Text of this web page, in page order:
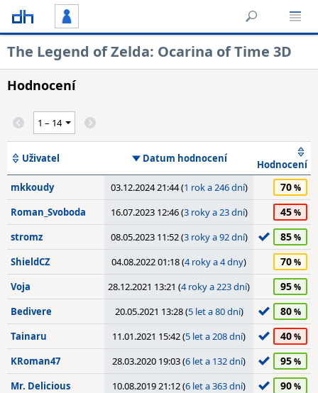
The Legend of Zelda: Ocarina of Time 3D
Hodnocení
Uživatel Datum hodnocení
Hodnocení
mkkoudy
03.12.2024 21:44 (1 rok a 246 dní) 70
Roman_Svoboda 16.07.2023 12:46 (3 roky a 23 dní) 45
stromz 08.05.2023 11:52 (3 roky a 92 dní) 85
ShieldCZ 04.08.2022 01:18 (4 roky a 4 dny) 70
Voja 28.12.2021 13:21 (4 roky a 223 dní) 95
Bedivere 20.05.2021 13:28 (5 let a 80 dní) 80
Tainaru 11.01.2021 15:42 (5 let a 208 dní) 40
KRoman47 28.03.2020 19:03 (6 let a 132 dní) 95
Mr. Delicious 10.08.2019 21:12 (6 let a 363 dní) 90